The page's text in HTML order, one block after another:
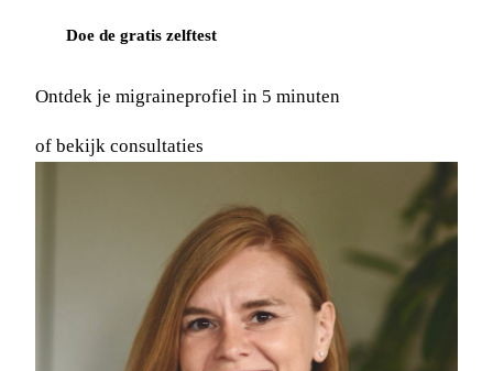
Doe de gratis zelftest
Ontdek je migraineprofiel in 5 minuten
of bekijk consultaties